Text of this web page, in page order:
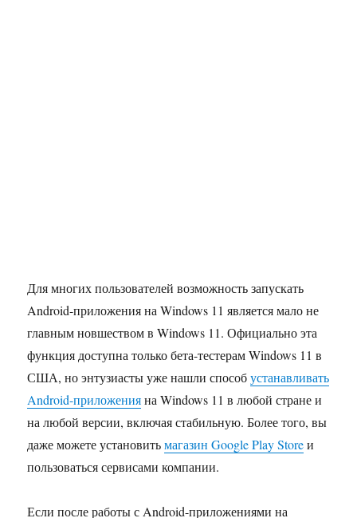
Для многих пользователей возможность запускать
Android-приложения на Windows 11 является мало не
главным новшеством в Windows 11. Официально эта
функция доступна только бета-тестерам Windows 11 в
США, но энтузиасты уже нашли способустанавливать
Android-приложенияна Windows 11 в любой стране и
на любой версии, включая стабильную. Более того, вы
даже можете установитьмагазин Google Play Storeи
пользоваться сервисами компании.
Если после работы с Android-приложениями на